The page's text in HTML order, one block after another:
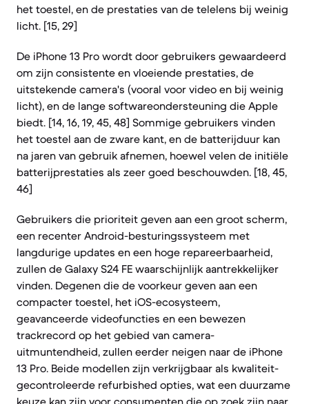
het toestel, en de prestaties van de telelens bij weinig
licht. [15, 29]
De iPhone 13 Pro wordt door gebruikers gewaardeerd
om zijn consistente en vloeiende prestaties, de
uitstekende camera's (vooral voor video en bij weinig
licht), en de lange softwareondersteuning die Apple
biedt. [14, 16, 19, 45, 48] Sommige gebruikers vinden
het toestel aan de zware kant, en de batterijduur kan
na jaren van gebruik afnemen, hoewel velen de initiële
batterijprestaties als zeer goed beschouwden. [18, 45,
46]
Gebruikers die prioriteit geven aan een groot scherm,
een recenter Android-besturingssysteem met
langdurige updates en een hoge repareerbaarheid,
zullen de Galaxy S24 FE waarschijnlijk aantrekkelijker
vinden. Degenen die de voorkeur geven aan een
compacter toestel, het iOS-ecosysteem,
geavanceerde videofuncties en een bewezen
trackrecord op het gebied van camera-
uitmuntendheid, zullen eerder neigen naar de iPhone
13 Pro. Beide modellen zijn verkrijgbaar als kwaliteit-
gecontroleerde refurbished opties, wat een duurzame
keuze kan zijn voor consumenten die op zoek zijn naar